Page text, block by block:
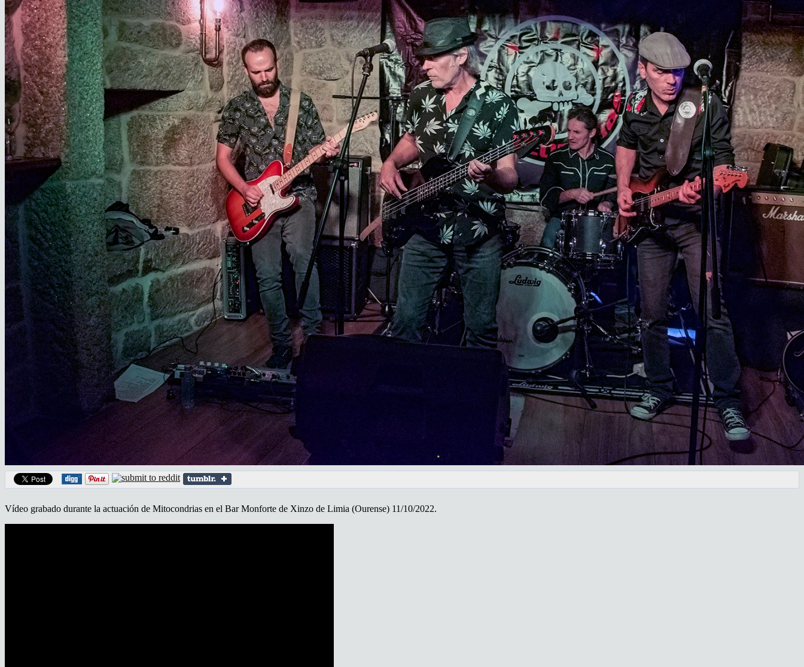
Vídeo grabado durante la actuación de Mitocondrias en el Bar Monforte de Xinzo de Limia (Ourense) 11/10/2022.